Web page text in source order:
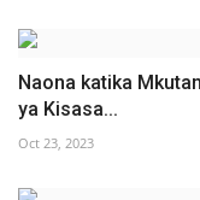
Naona katika
ya Kisasa...
Oct 23, 2023